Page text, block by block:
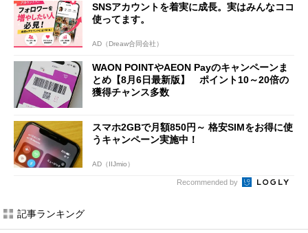
SNSアカウントを着実に成長。実はみんなココ
使ってます。
AD（Dreaw合同会社）
WAON POINTやAEON Payのキャンペーンま
とめ【8月6日最新版】 ポイント10～20倍の
獲得チャンス多数
スマホ2GBで月額850円～ 格安SIMをお得に使
うキャンペーン実施中！
AD（IIJmio）
Recommended by
記事ランキング